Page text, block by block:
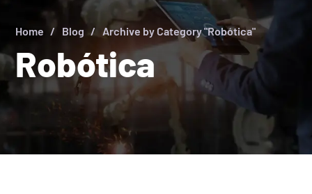
Robótica
Home Blog Archive by Category "Robótica"